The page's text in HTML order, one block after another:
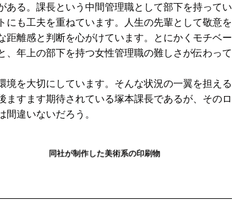
る。課長という中間管理職として部下を持ってい
も工夫を重ねています。人生の先輩として敬意を
離感と判断を心がけています。とにかくモチベー
年上の部下を持つ女性管理職の難しさが伝わって
を大切にしています。そんな状況の一翼を担える
すます期待されている塚本課長であるが、そのロ
違いないだろう。
同社が制作した美術系の印刷物